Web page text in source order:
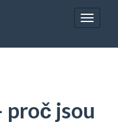
proč jsou